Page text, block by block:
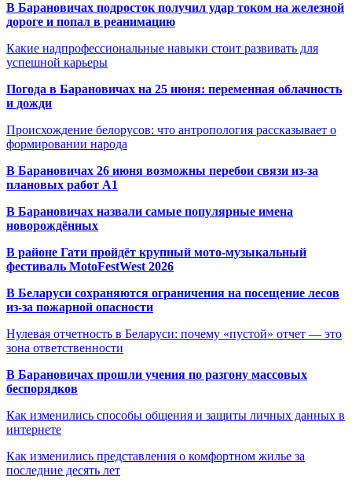
В Барановичах подросток получил удар током на железной
дороге и попал в реанимацию
Какие надпрофессиональные навыки стоит развивать для
успешной карьеры
Погода в Барановичах на 25 июня: переменная облачность
и дожди
Происхождение белорусов: что антропология рассказывает о
формировании народа
В Барановичах 26 июня возможны перебои связи из-за
плановых работ A1
В Барановичах назвали самые популярные имена
новорождённых
В районе Гати пройдёт крупный мото-музыкальный
фестиваль MotoFestWest 2026
В Беларуси сохраняются ограничения на посещение лесов
из-за пожарной опасности
Нулевая отчетность в Беларуси: почему «пустой» отчет — это
зона ответственности
В Барановичах прошли учения по разгону массовых
беспорядков
Как изменились способы общения и защиты личных данных в
интернете
Как изменились представления о комфортном жилье за
последние десять лет